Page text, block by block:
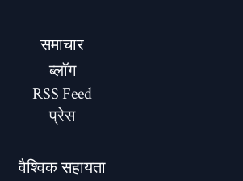
समाचार
ब्लॉग
RSS Feed
प्रेस
वैश्विक सहायता